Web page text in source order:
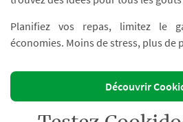
Planifiez vos repas, limitez le
économies. Moins de stress, plus de
Découvrir